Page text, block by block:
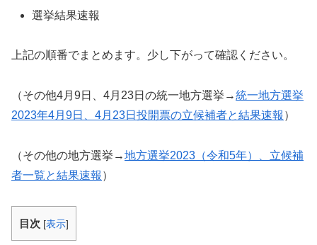
選挙結果速報
上記の順番でまとめます。少し下がって確認ください。
（その他4月9日、4月23日の統一地方選挙→統一地方選挙
2023年4月9日、4月23日投開票の立候補者と結果速報 ）
（その他の地方選挙→地方選挙2023（令和5年）、立候補
者一覧と結果速報 ）
目次 [表示]